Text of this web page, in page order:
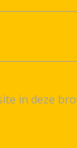
in deze